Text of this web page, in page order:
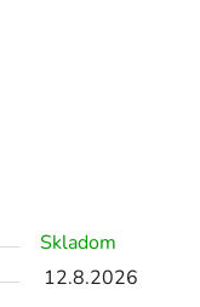
Skladom
12.8.2026